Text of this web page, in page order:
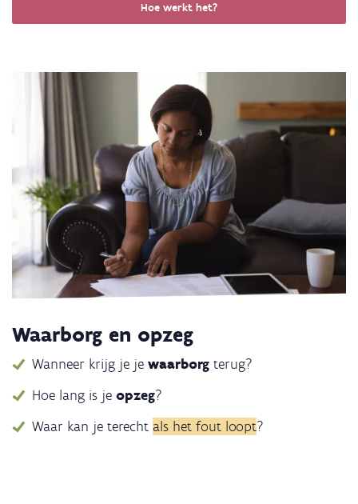
Hoe werkt het?
Waarborg en opzeg
Wanneer krijg je je waarborg terug?
Hoe lang is je opzeg?
Waar kan je terecht als het fout loopt?